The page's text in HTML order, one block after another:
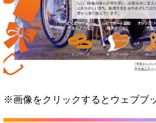
※画像をクリックするとウェブブ